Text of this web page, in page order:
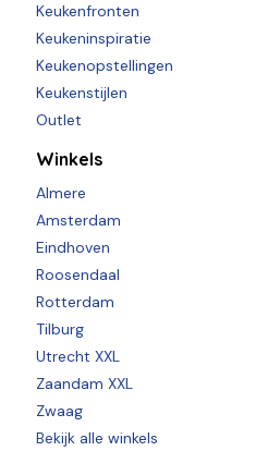
Keukenfronten
Keukeninspiratie
Keukenopstellingen
Keukenstijlen
Outlet
Winkels
Almere
Amsterdam
Eindhoven
Roosendaal
Rotterdam
Tilburg
Utrecht XXL
Zaandam XXL
Zwaag
Bekijk alle winkels